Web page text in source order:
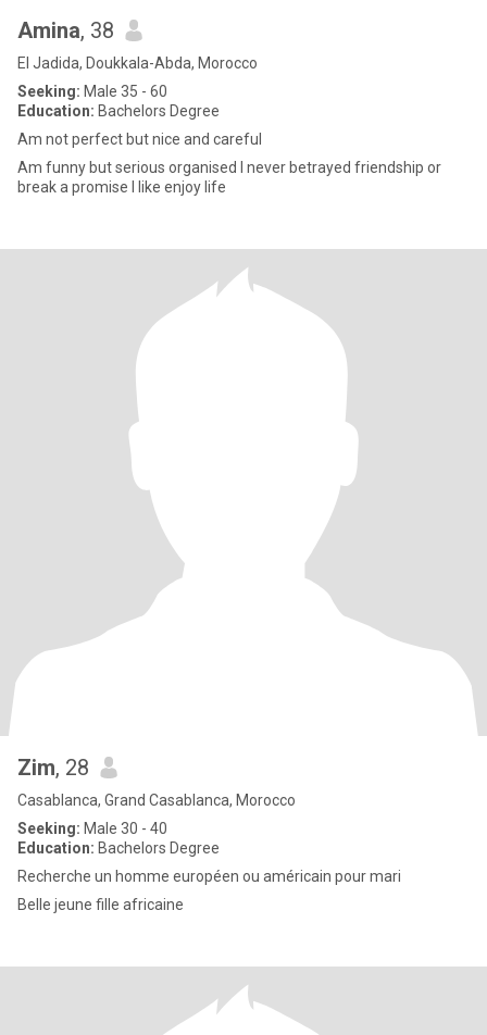
Amina, 38
El Jadida, Doukkala-Abda, Morocco
Seeking: Male 35 - 60
Education: Bachelors Degree
Am not perfect but nice and careful
Am funny but serious organised I never betrayed friendship or
break a promise I like enjoy life
Zim, 28
Casablanca, Grand Casablanca, Morocco
Seeking: Male 30 - 40
Education: Bachelors Degree
Recherche un homme européen ou américain pour mari
Belle jeune fille africaine